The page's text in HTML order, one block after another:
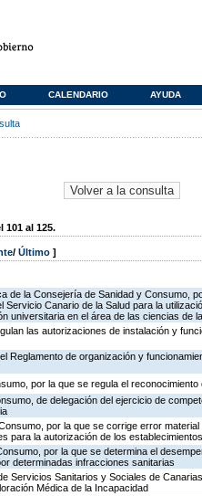
CALENDARIO AYUDA
al 125.
/ Último ]
de la Consejería de Sanidad y Consumo,
Canario de la Salud para la
universitaria en el área de las ciencias de
las autorizaciones de instalación y
Reglamento de organización y
por la que se regula el
de delegación del ejercicio de
por la que se corrige error material
para la autorización de los
por la que se determina el
determinadas infracciones sanitarias
Servicios Sanitarios y Sociales de
Médica de la Incapacidad